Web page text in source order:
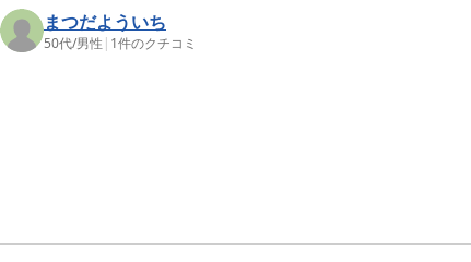
まつだよういち
50代/男性 | 1件のクチコミ